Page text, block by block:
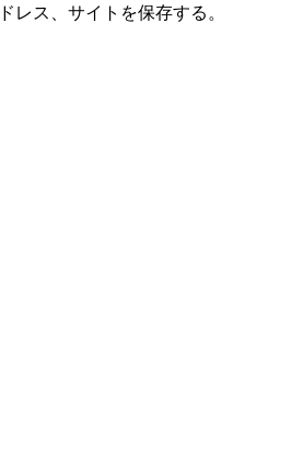
ス、サイトを保存する。